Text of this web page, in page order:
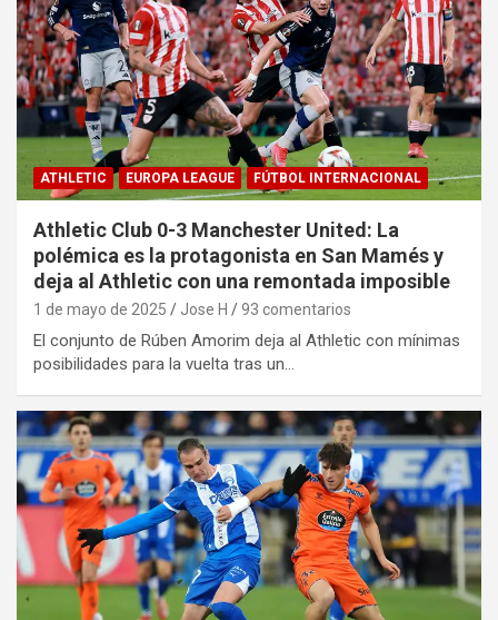
ATHLETIC EUROPA LEAGUE FÚTBOL INTERNACIONAL
Athletic Club 0-3 Manchester United: La
polémica es la protagonista en San Mamés y
deja al Athletic con una remontada imposible
1 de mayo de 2025 Jose H 93 comentarios
El conjunto de Rúben Amorim deja al Athletic con mínimas
posibilidades para la vuelta tras un…